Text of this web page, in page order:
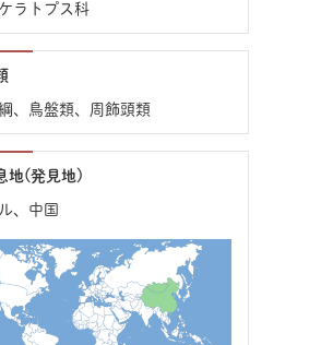
ラトプス科
、鳥盤類、周飾頭類
地(発見地)
、中国